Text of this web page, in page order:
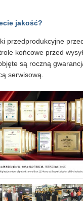
jakość?
przedprodukcyjne
końcowe przed
są roczną
serwisową.